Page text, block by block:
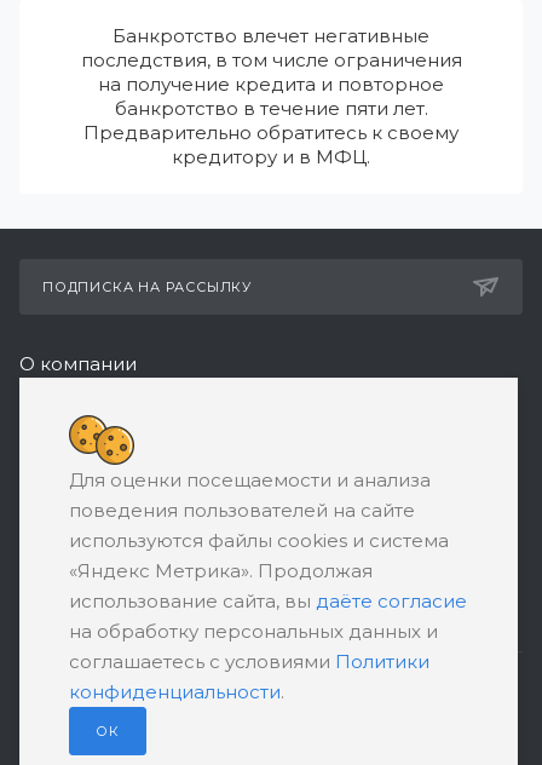
Банкротство влечет негативные
последствия, в том числе ограничения
на получение кредита и повторное
банкротство в течение пяти лет.
Предварительно обратитесь к своему
кредитору и в МФЦ.
ПОДПИСКА НА РАССЫЛКУ
О компании
Реквизиты
8 (800) 550-08-77
ЗАКАЗАТЬ ЗВОНОК
support@ratingbankrotstva.ru
111398, Москва, ул. Плеханова, д. 30,
абонентский ящик №5
ПОЛИТИКА КОНФИДЕНЦИАЛЬНОСТИ
ПОЛЬЗОВАТЕЛЬСКОЕ СОГЛАШЕНИЕ
Для оценки посещаемости и анализа
поведения пользователей на сайте
используются файлы cookies и система
«Яндекс Метрика». Продолжая
использование сайта, вы даёте согласие
на обработку персональных данных и
соглашаетесь с условиями Политики
конфиденциальности.
ОК